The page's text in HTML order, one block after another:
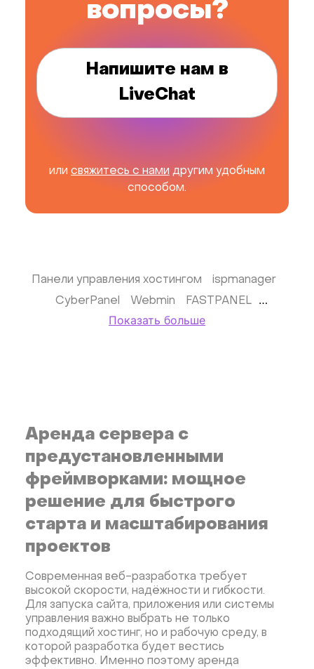
вопросы?
Напишите нам в
LiveChat
или свяжитесь с нами другим удобным
способом.
Панели управления хостингом
ispmanager
CyberPanel
Webmin
FASTPANEL
ПО для обеспечения безопасности
Мессенджеры для бизнеса
Мониторинг
Nextcloud LEMP
MySQL
KASM RabbitMQ OpenSearch
N8N
TrueNAS
MinIO
Minecraft
Mastodon Joomla!
Mumble
Palworld
TeamSpeak Игры OpenCart
Odoo
AzuraCast
Owncast Jitsi
BigBlueButton
Moodle
Desktop приложения
LAMP
Openlitespeed
Woocommerce
Prometheus
Показать больше
Аренда сервера с
предустановленными
фреймворками: мощное
решение для быстрого
старта и масштабирования
проектов
Современная веб-разработка требует
высокой скорости, надёжности и гибкости.
Для запуска сайта, приложения или системы
управления важно выбрать не только
подходящий хостинг, но и рабочую среду, в
которой разработка будет вестись
эффективно. Именно поэтому аренда